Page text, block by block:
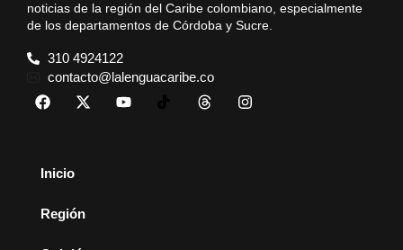
noticias de la región del Caribe colombiano, especialmente
de los departamentos de Córdoba y Sucre.
310 4924122
contacto@lalenguacaribe.co
Inicio
Región